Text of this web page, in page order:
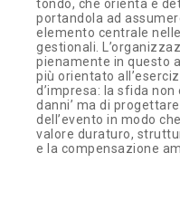
tondo, che orienta e
portandola ad
elemento centrale
gestionali.
pienamente in questo
più orientato
d’impresa: la sfida non
danni’ ma di
dell’evento in modo
valore duraturo,
e la compensazione